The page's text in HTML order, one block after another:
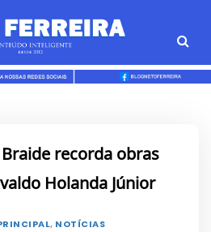
recorda obras
Holanda Júnior
, NOTÍCIAS